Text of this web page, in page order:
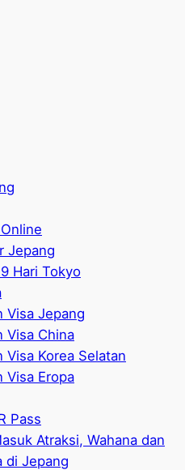
Jepang
Hari Tokyo
Visa Jepang
Visa China
Visa Korea Selatan
Visa Eropa
Pass
Atraksi, Wahana dan
di Jepang